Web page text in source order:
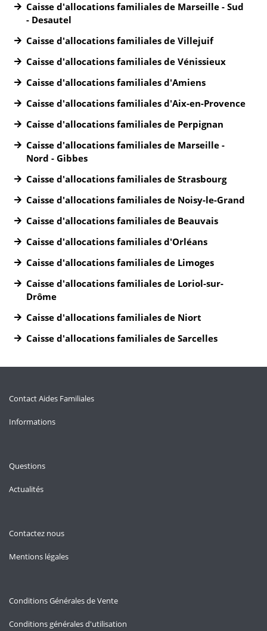
Caisse d'allocations familiales de Marseille - Sud
- Desautel
Caisse d'allocations familiales de Villejuif
Caisse d'allocations familiales de Vénissieux
Caisse d'allocations familiales d'Amiens
Caisse d'allocations familiales d'Aix-en-Provence
Caisse d'allocations familiales de Perpignan
Caisse d'allocations familiales de Marseille -
Nord - Gibbes
Caisse d'allocations familiales de Strasbourg
Caisse d'allocations familiales de Noisy-le-Grand
Caisse d'allocations familiales de Beauvais
Caisse d'allocations familiales d'Orléans
Caisse d'allocations familiales de Limoges
Caisse d'allocations familiales de Loriol-sur-
Drôme
Caisse d'allocations familiales de Niort
Caisse d'allocations familiales de Sarcelles
Contact Aides Familiales
Informations
Questions
Actualités
Contactez nous
Mentions légales
Conditions Générales de Vente
Conditions générales d'utilisation